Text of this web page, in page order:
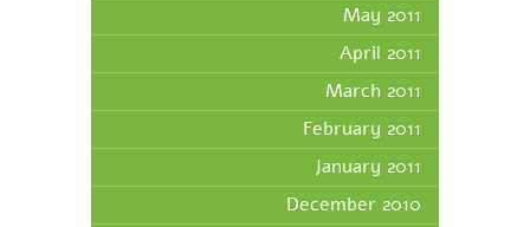
May 2011
April 2011
March 2011
February 2011
January 2011
December 2010